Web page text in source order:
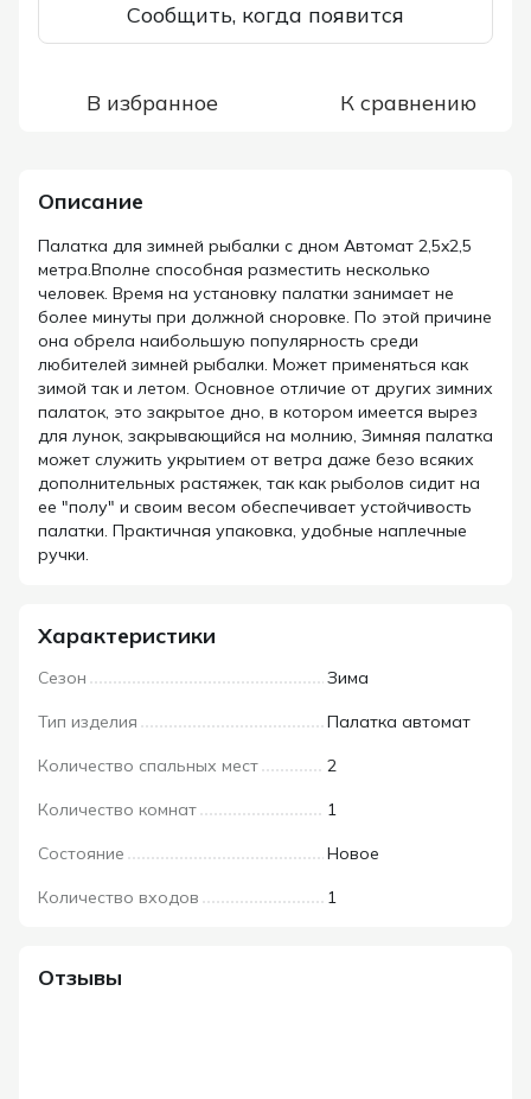
Сообщить, когда появится
В избранное К сравнению
Описание
Палатка для зимней рыбалки с дном Автомат 2,5x2,5
метра.Вполне способная разместить несколько
человек. Время на установку палатки занимает не
более минуты при должной сноровке. По этой причине
она обрела наибольшую популярность среди
любителей зимней рыбалки. Может применяться как
зимой так и летом. Основное отличие от других зимних
палаток, это закрытое дно, в котором имеется вырез
для лунок, закрывающийся на молнию, Зимняя палатка
может служить укрытием от ветра даже безо всяких
дополнительных растяжек, так как рыболов сидит на
ее "полу" и своим весом обеспечивает устойчивость
палатки. Практичная упаковка, удобные наплечные
ручки.
Характеристики
Сезон Зима
Тип изделия Палатка автомат
Количество спальных мест 2
Количество комнат 1
Состояние Новое
Количество входов 1
Отзывы